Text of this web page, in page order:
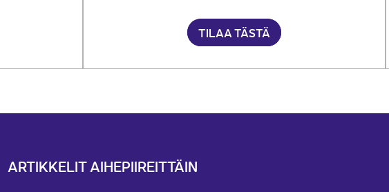
TILAA TÄSTÄ
ARTIKKELIT AIHEPIIREITTÄIN